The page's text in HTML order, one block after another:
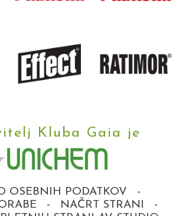
Kluba Gaia je
OSEBNIH PODATKOV
-
- NAČRT STRANI
-